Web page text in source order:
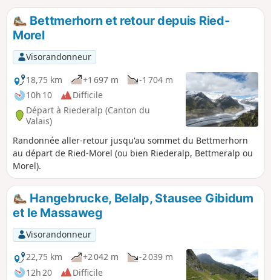
Bettmerhorn et retour depuis Ried-
Morel
Visorandonneur
18,75 km
+1 697 m
-1 704 m
10h 10
Difficile
Départ à Riederalp (Canton du
Valais)
Randonnée aller-retour jusqu'au sommet du Bettmerhorn
au départ de Ried-Morel (ou bien Riederalp, Bettmeralp ou
Morel).
Hangebrucke, Belalp, Stausee Gibidum
et le Massaweg
Visorandonneur
22,75 km
+2 042 m
-2 039 m
12h 20
Difficile